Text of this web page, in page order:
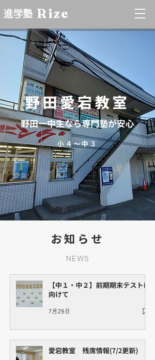
進学塾 Rize
野田愛宕教室
野田一中生なら専門塾が安心
小４〜中３
​お知らせ
NEWS
【中１・中２】前期期末テストに
向けて
7月25日
愛宕教室 残席情報(7/2更新)